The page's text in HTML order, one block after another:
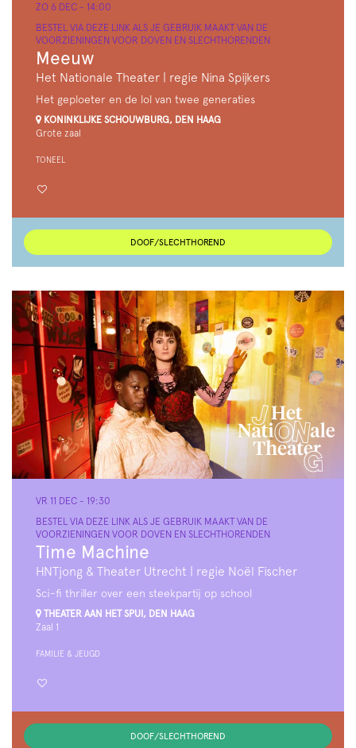
Meeuw
Het Nationale Theater | regie Nina Spijkers
BESTEL VIA DEZE LINK ALS JE GEBRUIK MAAKT VAN DE
VOORZIENINGEN VOOR DOVEN EN SLECHTHORENDEN
ZO 6 DEC - 14:00
Het geploeter en de lol van twee generaties
KONINKLIJKE SCHOUWBURG, DEN HAAG
Grote zaal
TONEEL
DOOF/SLECHTHOREND
Time Machine
HNTjong & Theater Utrecht | regie Noël Fischer
BESTEL VIA DEZE LINK ALS JE GEBRUIK MAAKT VAN DE
VOORZIENINGEN VOOR DOVEN EN SLECHTHORENDEN
VR 11 DEC - 19:30
Sci-fi thriller over een steekpartij op school
THEATER AAN HET SPUI, DEN HAAG
Zaal 1
FAMILIE & JEUGD
DOOF/SLECHTHOREND